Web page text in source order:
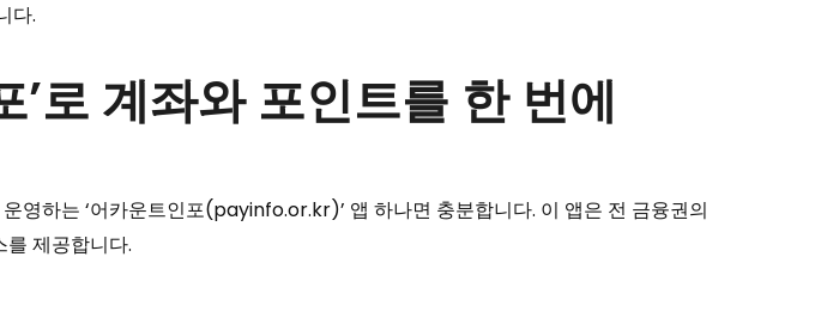
다.
로 계좌와 포인트를 한 번에
영하는 ‘어카운트인포(payinfo.or.kr)’ 앱 하나면 충분합니다. 이 앱은 전 금융권의
를 제공합니다.